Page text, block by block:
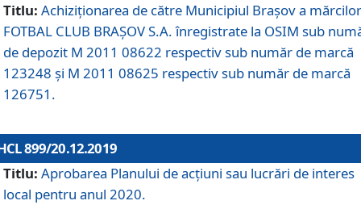
Titlu: Achiziționarea de către Municipiul Brașov a mărcilor
FOTBAL CLUB BRAȘOV S.A. înregistrate la OSIM sub
de depozit M 2011 08622 respectiv sub număr de marcă
123248 și M 2011 08625 respectiv sub număr de marcă
126751.
899/20.12.2019
Titlu: Aprobarea Planului de acţiuni sau lucrări de interes
local pentru anul 2020.